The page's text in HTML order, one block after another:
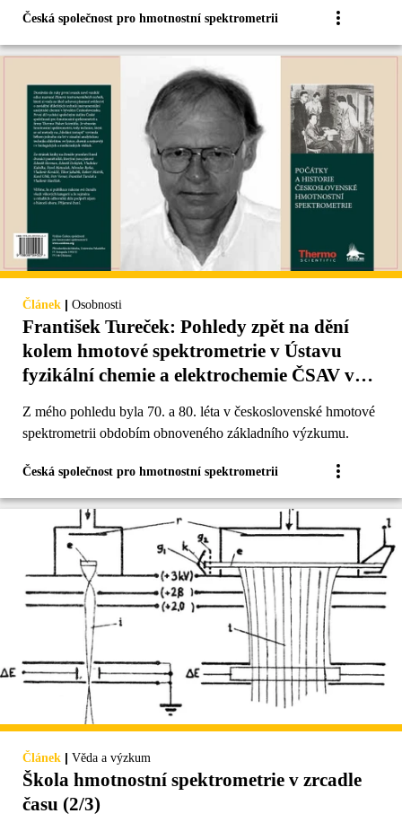
Česká společnost pro hmotnostní spektrometrii
Článek | Osobnosti
František Tureček: Pohledy zpět na dění
kolem hmotové spektrometrie v Ústavu
fyzikální chemie a elektrochemie ČSAV v
Z mého pohledu byla 70. a 80. léta v československé hmotové
spektrometrii obdobím obnoveného základního výzkumu.
Česká společnost pro hmotnostní spektrometrii
Článek | Věda a výzkum
Škola hmotnostní spektrometrie v zrcadle
času (2/3)